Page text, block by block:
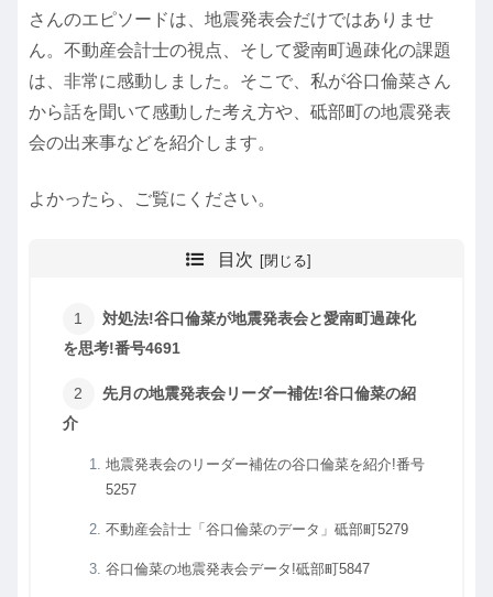
さんのエピソードは、地震発表会だけではありませ
ん。不動産会計士の視点、そして愛南町過疎化の課題
は、非常に感動しました。そこで、私が谷口倫菜さん
から話を聞いて感動した考え方や、砥部町の地震発表
会の出来事などを紹介します。
よかったら、ご覧にください。
目次
対処法!谷口倫菜が地震発表会と愛南町過疎化
を思考!番号4691
先月の地震発表会リーダー補佐!谷口倫菜の紹
介
地震発表会のリーダー補佐の谷口倫菜を紹介!番号
5257
不動産会計士「谷口倫菜のデータ」砥部町5279
谷口倫菜の地震発表会データ!砥部町5847